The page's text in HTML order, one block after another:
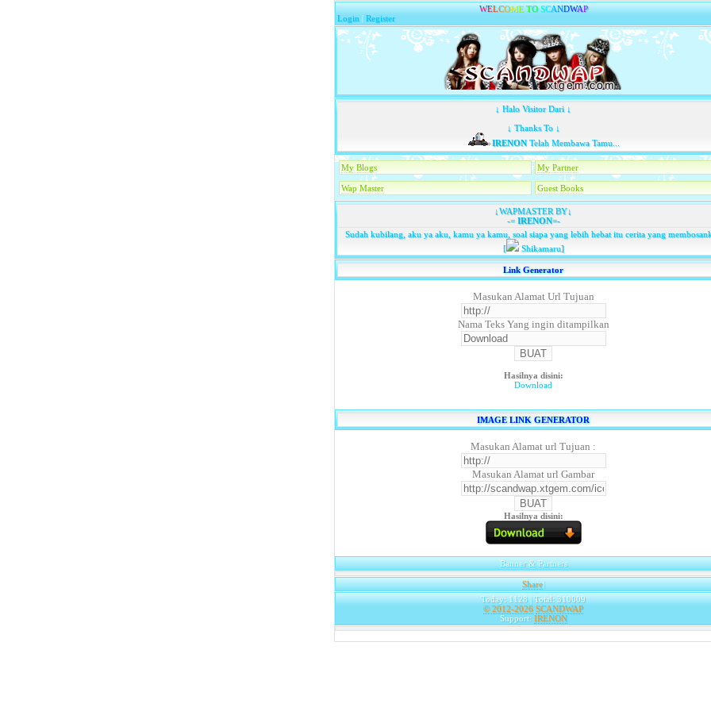
WELCOME TO SCANDWAP
Login |Register
↓ Halo Visitor Dari ↓
↓ Thanks To ↓
IRENONTelah Membawa Tamu...
My Blogs My Partner
Wap Master Guest Books
↓WAPMASTER BY↓
-=IRENON=-
Sudah kubilang, aku ya aku, kamu ya kamu, soal siapa yang lebih hebat itu cerita yang
[
Shikamaru]
Link Generator
Masukan Alamat Url Tujuan
Nama Teks Yang ingin ditampilkan
Hasilnya disini:
Download
IMAGE LINK GENERATOR
Masukan Alamat url Tujuan :
Masukan Alamat url Gambar
Hasilnya disini:
Banner & Partners
Share|
Today: 1128 | Total: 310009
© 2012-2026 SCANDWAP
Support: IRENON